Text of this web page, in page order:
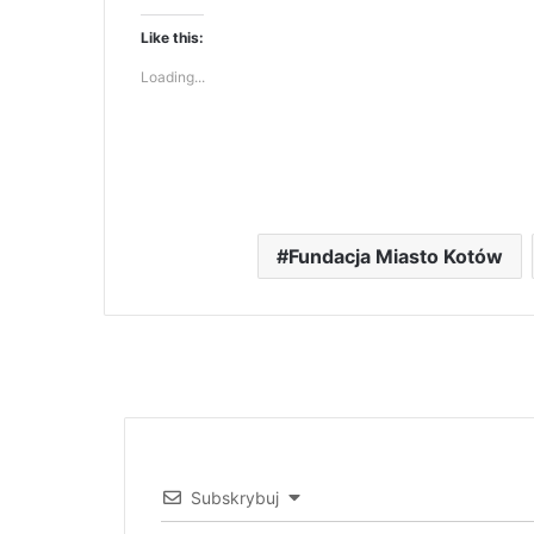
Like this:
Loading...
Fundacja Miasto Kotów
Subskrybuj